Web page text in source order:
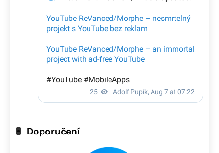
Doporučení